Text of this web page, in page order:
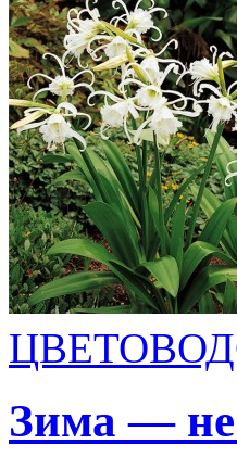
Зима — не